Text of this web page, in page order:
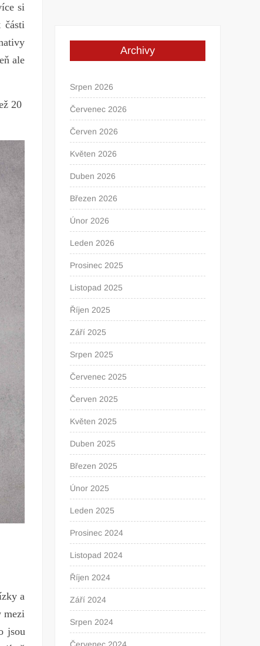
si
části
ale
20
a
mezi
jsou
Archivy
Srpen 2026
Červenec 2026
Červen 2026
Květen 2026
Duben 2026
Březen 2026
Únor 2026
Leden 2026
Prosinec 2025
Listopad 2025
Říjen 2025
Září 2025
Srpen 2025
Červenec 2025
Červen 2025
Květen 2025
Duben 2025
Březen 2025
Únor 2025
Leden 2025
Prosinec 2024
Listopad 2024
Říjen 2024
Září 2024
Srpen 2024